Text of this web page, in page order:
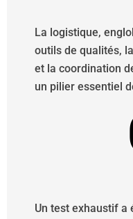
La logistique,
outils de qualités,
et la coordination
un pilier essentiel
Un test exhaustif a